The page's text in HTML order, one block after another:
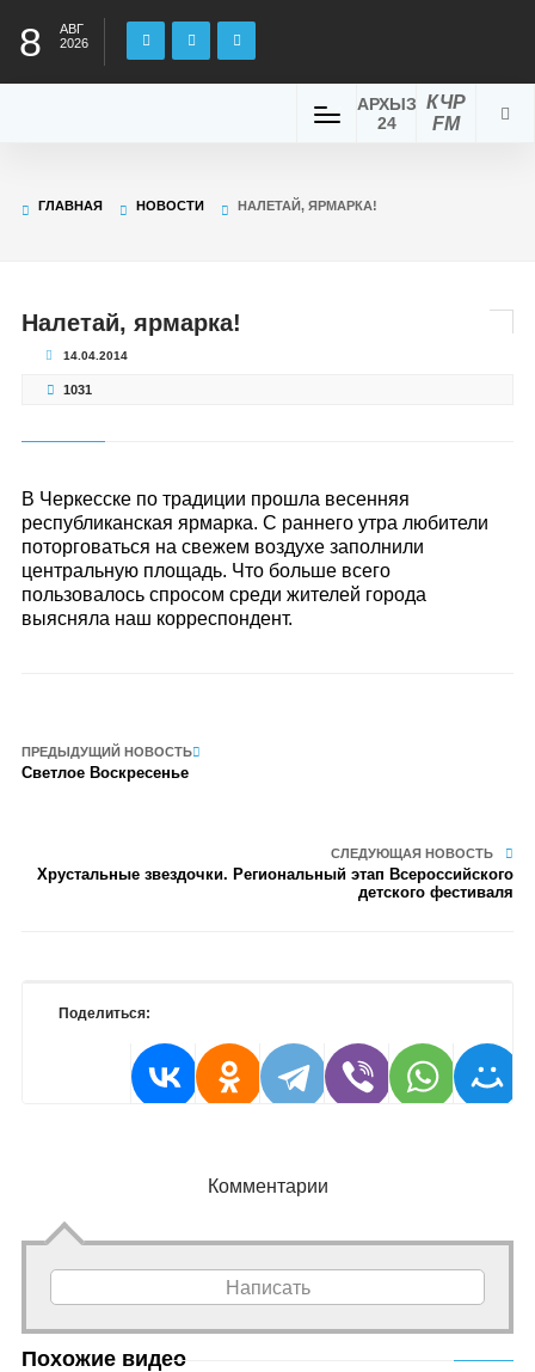
8
АВГ
2026
КЧР
FM
АРХЫЗ
24
ГЛАВНАЯ НОВОСТИ НАЛЕТАЙ, ЯРМАРКА!
Налетай, ярмарка!
14.04.2014
1031
В Черкесске по традиции прошла весенняя
республиканская ярмарка. С раннего утра любители
поторговаться на свежем воздухе заполнили
центральную площадь. Что больше всего
пользовалось спросом среди жителей города
выясняла наш корреспондент.
ПРЕДЫДУЩИЙ НОВОСТЬ
Светлое Воскресенье
СЛЕДУЮЩАЯ НОВОСТЬ
Хрустальные звездочки. Региональный этап Всероссийского
детского фестиваля
Поделиться:
Комментарии
Написать
Похожие видео